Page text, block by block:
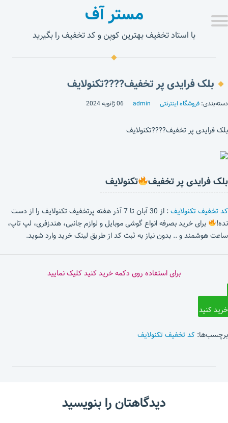
مستر آف
با استاد تخفیف بهترین کوپن و کد تخفیف را بگیرید
بلک فرایدی پر تخفیف????تکنولایف
دسته‌بندی: فروشگاه اینترنتی admin 06 ژانویه 2024
بلک فرایدی پر تخفیف????تکنولایف
بلک فرایدی پر تخفیف تکنولایف
کد تخفیف تکنولایف
: از 30 آبان تا 7 آذر هفته پرتخفیف تکنولایف را از دست
نده!
برای خرید بصرفه انواع گوشی موبایل و لوازم جانبی، هندزفری، لپ تاپ،
ساعت هوشمند و .. بدون نیاز به ثبت کد از طریق لینک خرید وارد شوید.
برای استفاده روی دکمه خرید کنید کلیک نمایید
خرید کنید
برچسب‌ها: کد تخفیف تکنولایف
دیدگاهتان را بنویسید